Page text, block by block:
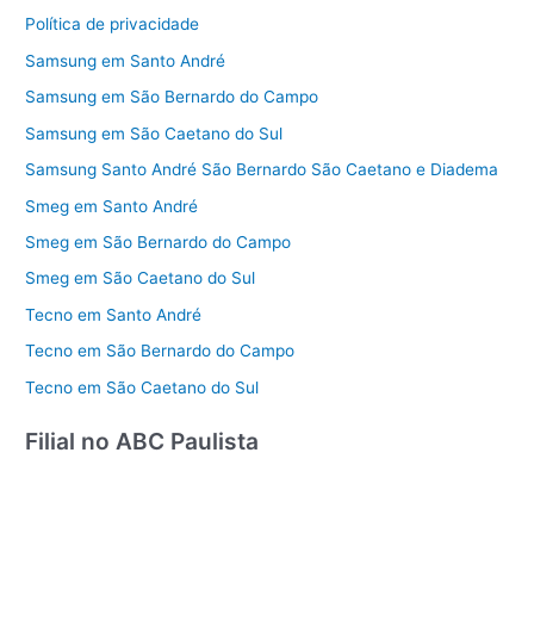
Política de privacidade
Samsung em Santo André
Samsung em São Bernardo do Campo
Samsung em São Caetano do Sul
Samsung Santo André São Bernardo São Caetano e Diadema
Smeg em Santo André
Smeg em São Bernardo do Campo
Smeg em São Caetano do Sul
Tecno em Santo André
Tecno em São Bernardo do Campo
Tecno em São Caetano do Sul
Filial no ABC Paulista